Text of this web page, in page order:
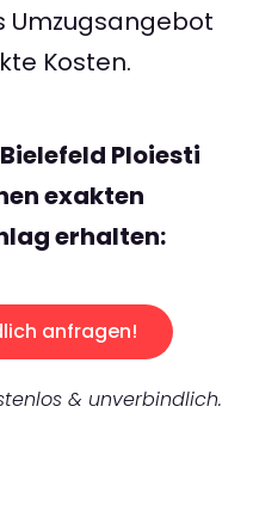
Kosten.
Ploiesti
exakten
erhalten:
anfragen!
& unverbindlich.